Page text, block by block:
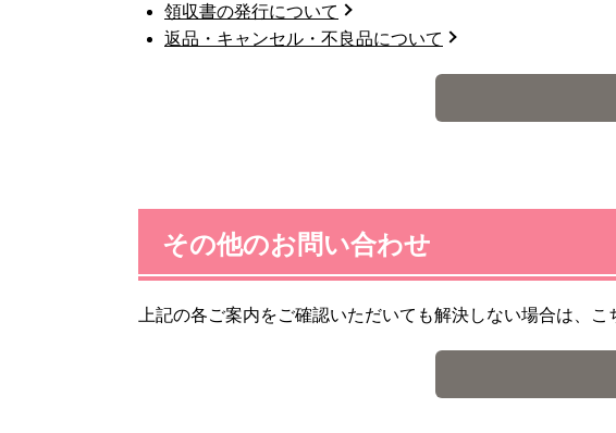
領収書の発行について
返品・キャンセル・不良品について
その他のお問い合わせ
上記の各ご案内をご確認いただいても解決しない場合は、